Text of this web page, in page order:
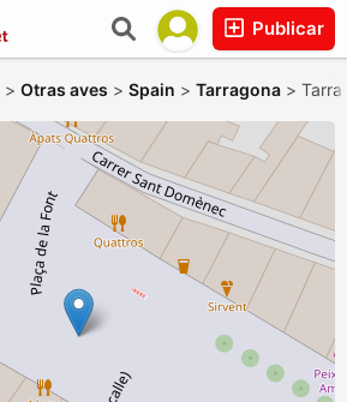
Publicar
> Otras aves > Spain > Tarragona >